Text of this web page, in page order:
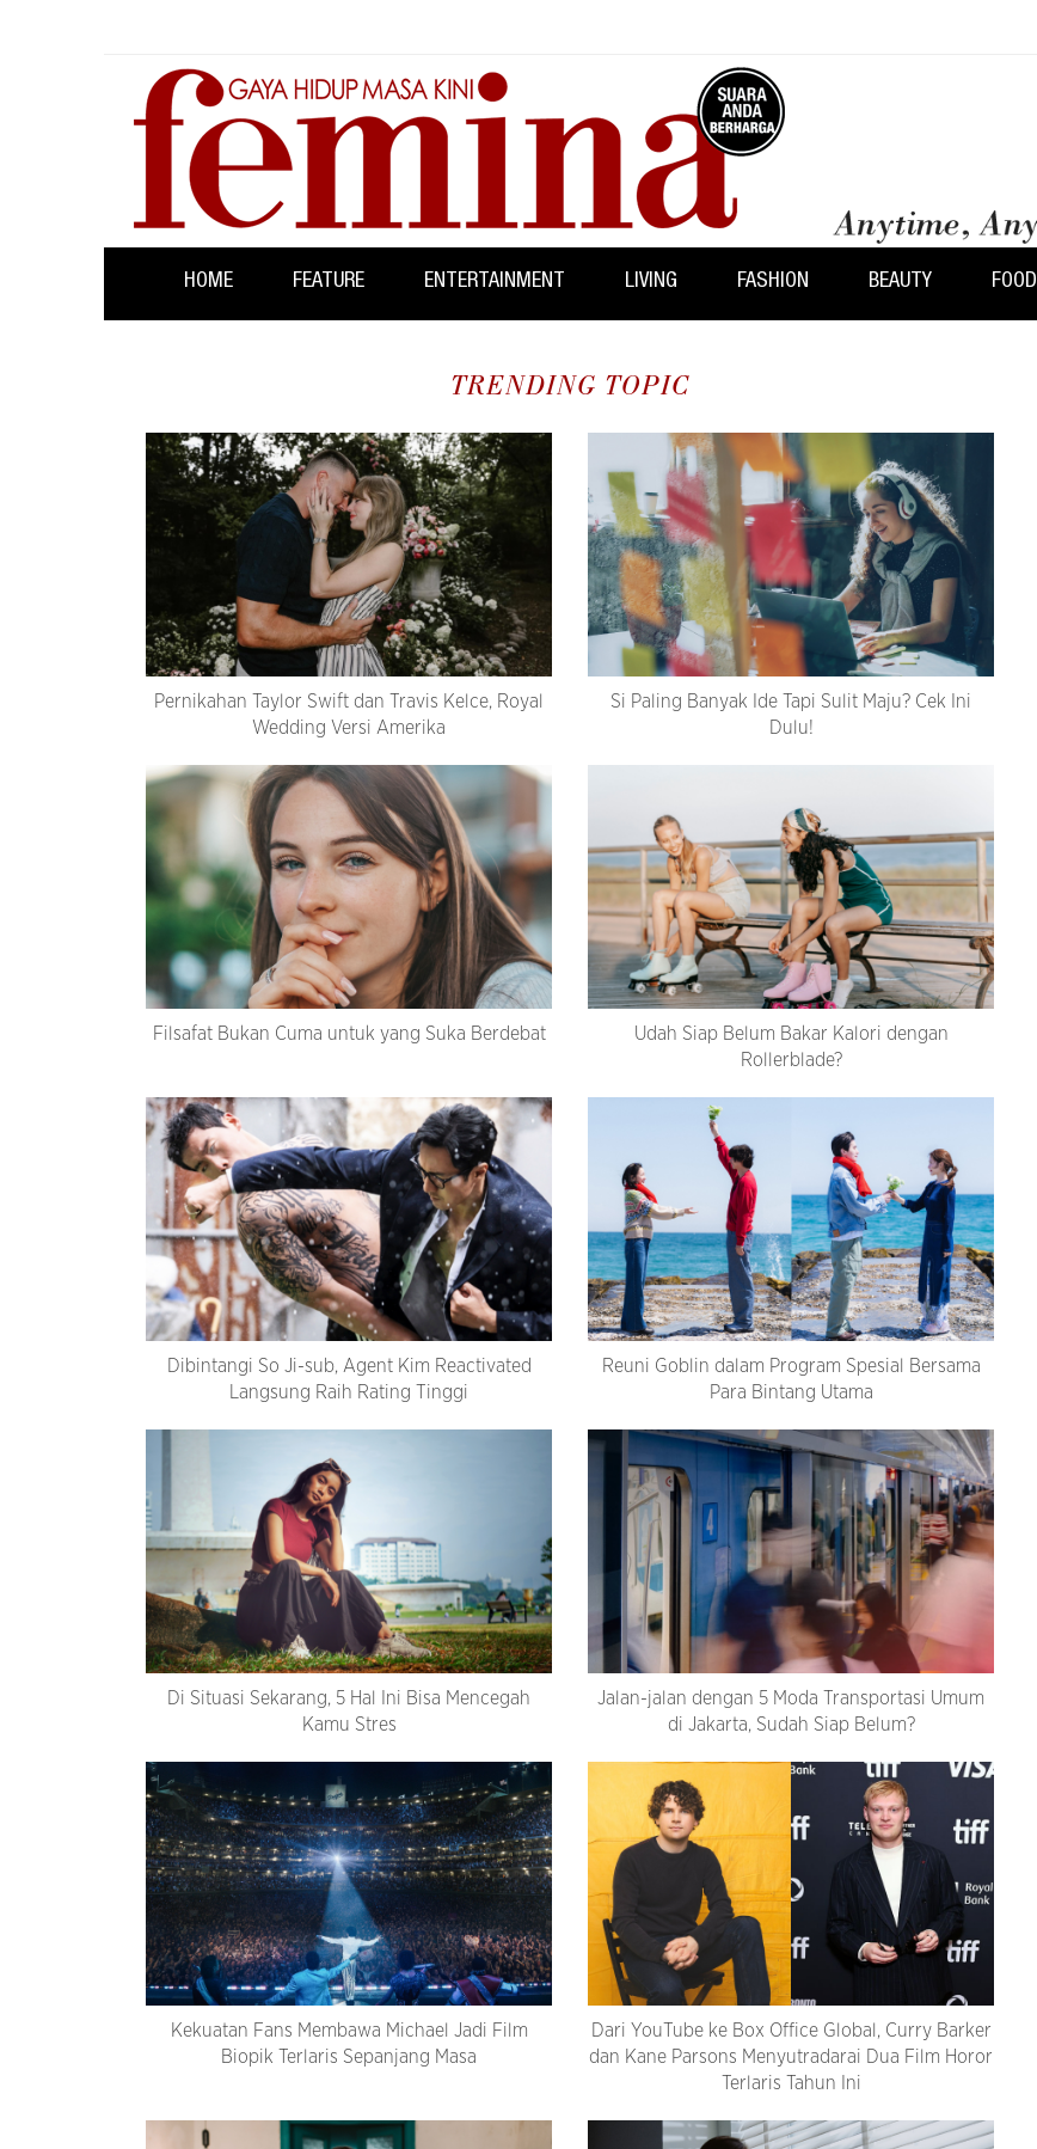
HOME FEATURE ENTERTAINMENT LIVING FASHION BEAUTY FOOD
TRENDING TOPIC
Pernikahan Taylor Swift dan Travis Kelce, Royal
Wedding Versi Amerika
Si Paling Banyak Ide Tapi Sulit Maju? Cek Ini
Dulu!
Filsafat Bukan Cuma untuk yang Suka Berdebat
Udah Siap Belum Bakar Kalori dengan
Rollerblade?
Dibintangi So Ji-sub, Agent Kim Reactivated
Langsung Raih Rating Tinggi
Reuni Goblin dalam Program Spesial Bersama
Para Bintang Utama
Di Situasi Sekarang, 5 Hal Ini Bisa Mencegah
Kamu Stres
Jalan-jalan dengan 5 Moda Transportasi Umum
di Jakarta, Sudah Siap Belum?
Kekuatan Fans Membawa Michael Jadi Film
Biopik Terlaris Sepanjang Masa
Dari YouTube ke Box Office Global, Curry Barker
dan Kane Parsons Menyutradarai Dua Film Horor
Terlaris Tahun Ini